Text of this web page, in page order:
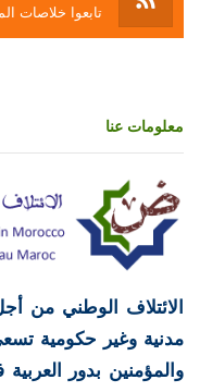
تابعوا خلاصات
معلومات عنا
الائتلاف الوطني من
مدنية وغير حكومية
والمؤمنين بدور